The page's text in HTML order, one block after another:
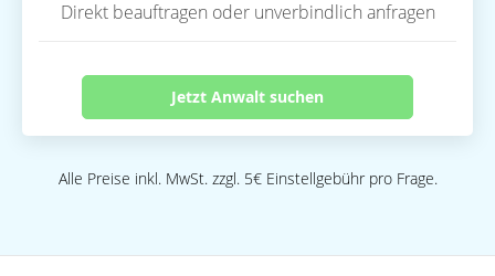
Direkt beauftragen oder unverbindlich anfragen
Jetzt Anwalt suchen
Alle Preise inkl. MwSt. zzgl. 5€ Einstellgebühr pro Frage.